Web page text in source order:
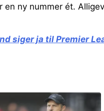
ny nummer ét.
siger ja til Premier